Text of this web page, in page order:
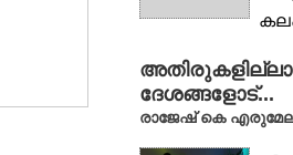
ദേശങ്ങളോട്...
രാജേഷ് കെ